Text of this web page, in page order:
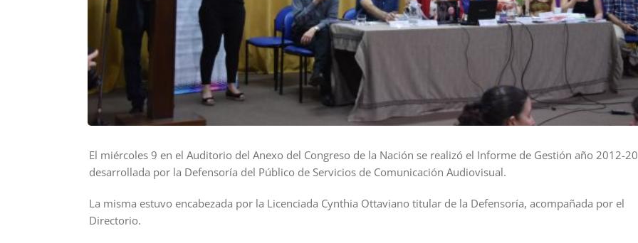
El miércoles 9 en el Auditorio del Anexo del Congreso de la Nación se realizó el Informe de Gestión año 2012-
desarrollada por la Defensoría del Público de Servicios de Comunicación Audiovisual.
La misma estuvo encabezada por la Licenciada Cynthia Ottaviano titular de la Defensoría, acompañada por el
Directorio.